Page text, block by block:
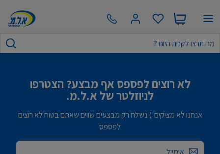
לא רוצים לפספס אף מבצע? הצטרפו
לניוזלטר של א.ל.מ.
אנחנו לא מציקים :) נשלח רק מבצעים שווים שאתם בטוח לא רוצים
לפספס
אימייל